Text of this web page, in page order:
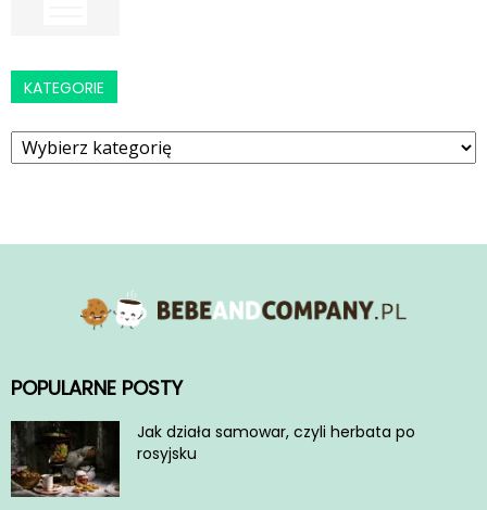
KATEGORIE
Kategorie
POPULARNE POSTY
Jak działa samowar, czyli herbata po
rosyjsku